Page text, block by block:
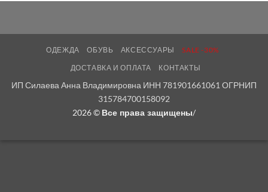
ОДЕЖДА ОБУВЬ АКСЕССУАРЫ
SALE -30%
ДОСТАВКА И ОПЛАТА
КОНТАКТЫ
ИП Силаева Анна Владимировна ИНН 781901661061 ОГРНИП
315784700158092
2026 © Все права защищены/